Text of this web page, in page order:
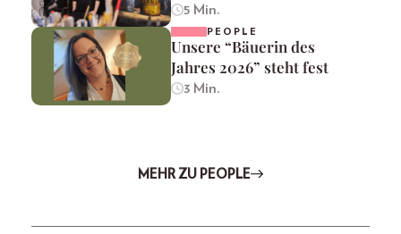
5 Min.
PEOPLE
Unsere “Bäuerin des
Jahres 2026” steht fest
3 Min.
MEHR ZU PEOPLE